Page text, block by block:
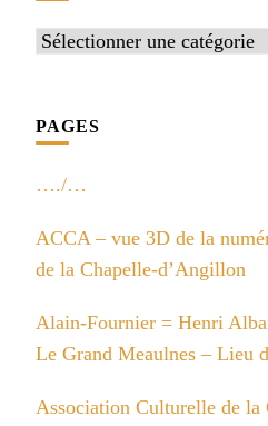
Catégories
PAGES
…./…
ACCA – vue 3D de la
de la Chapelle-d’Angillon
Alain-Fournier = Henri
Le Grand Meaulnes – Lieu
Association Culturelle de la